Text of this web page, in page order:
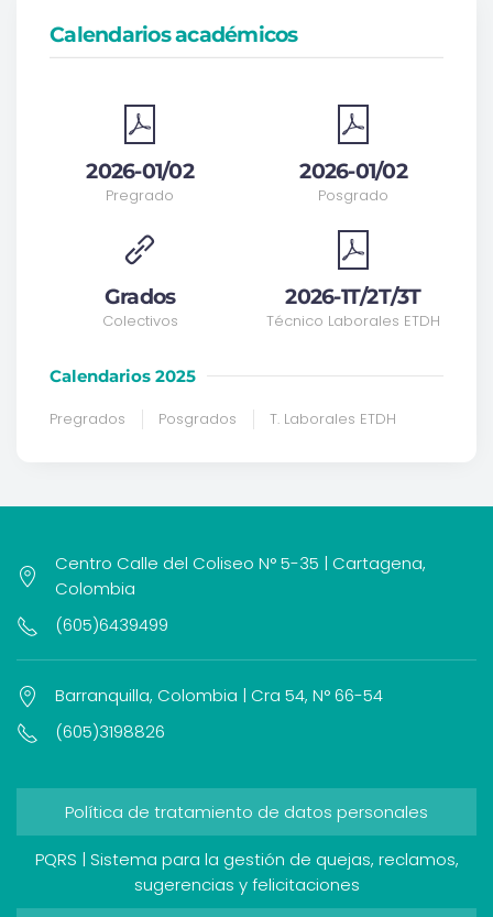
Calendarios académicos
2026-01/02
Pregrado
Grados
Colectivos
2026-01/02
Posgrado
2026-1T/2T/3T
Técnico Laborales ETDH
Calendarios 2025
Pregrados Posgrados T. Laborales ETDH
Centro Calle del Coliseo N° 5-35 | Cartagena,
Colombia
(605)6439499
Barranquilla, Colombia | Cra 54, N° 66-54
(605)3198826
Política de tratamiento de datos personales
PQRS | Sistema para la gestión de quejas, reclamos,
sugerencias y felicitaciones